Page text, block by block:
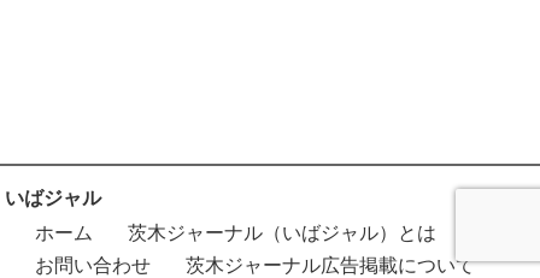
いばジャル
ホーム
茨木ジャーナル（いばジャル）とは
お問い合わせ
茨木ジャーナル広告掲載について